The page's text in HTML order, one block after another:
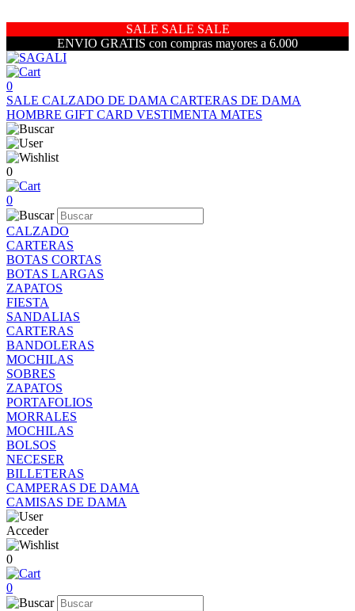
SALE SALE SALE
ENVIO GRATIS con compras mayores a 6.000
0
SALE CALZADO DE DAMA CARTERAS DE DAMA
HOMBRE GIFT CARD VESTIMENTA MATES
0
0
CALZADO
CARTERAS
BOTAS CORTAS
BOTAS LARGAS
ZAPATOS
FIESTA
SANDALIAS
CARTERAS
BANDOLERAS
MOCHILAS
SOBRES
ZAPATOS
PORTAFOLIOS
MORRALES
MOCHILAS
BOLSOS
NECESER
BILLETERAS
CAMPERAS DE DAMA
CAMISAS DE DAMA
Acceder
0
0